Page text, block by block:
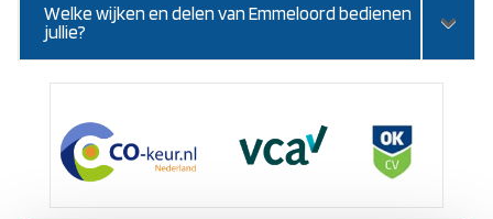
Welke wijken en delen van Emmeloord bedienen
jullie?